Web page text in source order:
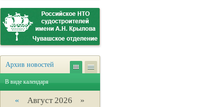
Архив новостей
В виде календаря
« Август 2026 »